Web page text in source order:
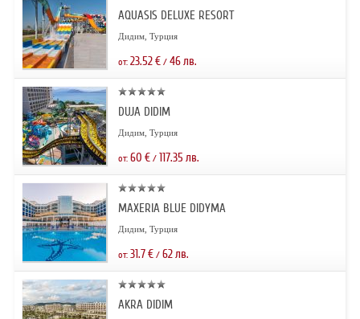
AQUASIS DELUXE RESORT
Дидим, Турция
от: 23.52€/ 46лв.
DUJA DIDIM
Дидим, Турция
от: 60 €/ 117.35 лв.
MAXERIA BLUE DIDYMA
Дидим, Турция
от: 31.7€/ 62лв.
AKRA DIDIM